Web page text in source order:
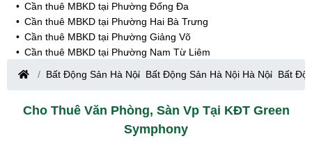
Cần thuê MBKD tại Phường Đống Đa
Cần thuê MBKD tại Phường Hai Bà Trưng
Cần thuê MBKD tại Phường Giảng Võ
Cần thuê MBKD tại Phường Nam Từ Liêm
Cần thuê MBKD tại Phường Cầu Giấy
Cần thuê MBKD tại Phường Thanh Xuân
Cần thuê MBKD tại Phường Hà Đông
Cần thuê MBKD tại Phường Hoàng Mai
Bất Động Sản Hà Nội Bất Động Sản Hà Nội Hà Nội Bất
Cho Thuê Văn Phòng, Sàn Vp Tại KĐT Green
Symphony